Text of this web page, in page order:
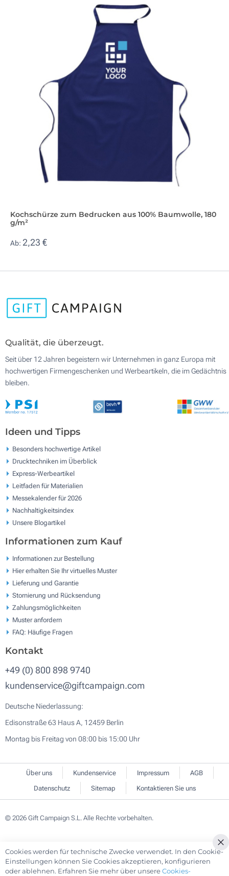
Kochschürze zum Bedrucken aus 100% Baumwolle, 180
g/m²
Ab: 2,23 €
Qualität, die überzeugt.
Seit über 12 Jahren begeistern wir Unternehmen in ganz Europa mit
hochwertigen Firmengeschenken und Werbeartikeln, die im Gedächtnis
bleiben.
Ideen und Tipps
Besonders hochwertige Artikel
Drucktechniken im Überblick
Express-Werbeartikel
Leitfaden für Materialien
Messekalender für 2026
Nachhaltigkeitsindex
Unsere Blogartikel
Informationen zum Kauf
Informationen zur Bestellung
Hier erhalten Sie Ihr virtuelles Muster
Lieferung und Garantie
Stornierung und Rücksendung
Zahlungsmöglichkeiten
Muster anfordern
FAQ: Häufige Fragen
Kontakt
+49 (0) 800 898 9740
kundenservice@giftcampaign.com
Deutsche Niederlassung:
Edisonstraße 63 Haus A, 12459 Berlin
Montag bis Freitag von 08:00 bis 15:00 Uhr
Über uns Kundenservice Impressum
AGB
Datenschutz
Sitemap Kontaktieren Sie uns
© 2026 Gift Campaign S.L. Alle Rechte vorbehalten.
Cookies werden für technische Zwecke verwendet. In den Cookie-
Einstellungen können Sie Cookies akzeptieren, konfigurieren
oder ablehnen. Erfahren Sie mehr über unsereCookies-